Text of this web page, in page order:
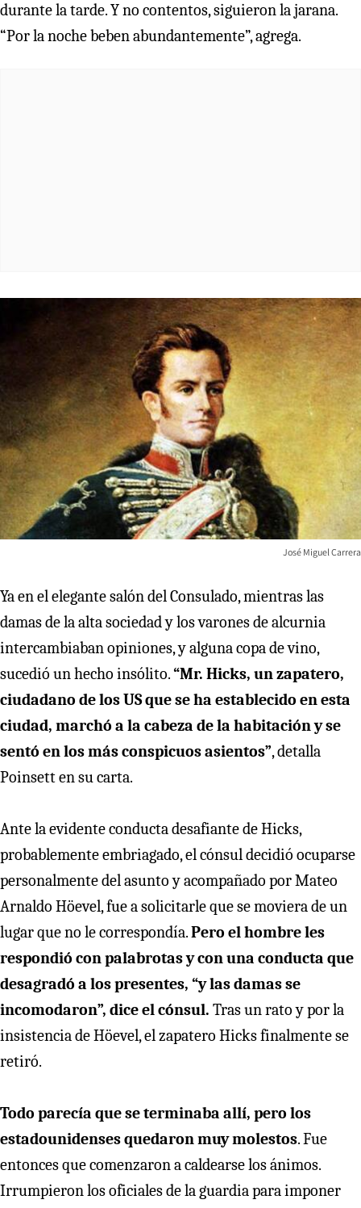
durante la tarde. Y no contentos, siguieron la jarana.
“Por la noche beben abundantemente”, agrega.
José Miguel Carrera
Ya en el elegante salón del Consulado, mientras las
damas de la alta sociedad y los varones de alcurnia
intercambiaban opiniones, y alguna copa de vino,
sucedió un hecho insólito.“Mr. Hicks, un zapatero,
ciudadano de los US que se ha establecido en esta
ciudad, marchó a la cabeza de la habitación y se
sentó en los más conspicuos asientos”, detalla
Poinsett en su carta.
Ante la evidente conducta desafiante de Hicks,
probablemente embriagado, el cónsul decidió ocuparse
personalmente del asunto y acompañado por Mateo
Arnaldo Höevel, fue a solicitarle que se moviera de un
lugar que no le correspondía.Pero el hombre les
respondió con palabrotas y con una conducta que
desagradó a los presentes, “y las damas se
incomodaron”, dice el cónsul. Tras un rato y por la
insistencia de Höevel, el zapatero Hicks finalmente se
retiró.
Todo parecía que se terminaba allí, pero los
estadounidenses quedaron muy molestos. Fue
entonces que comenzaron a caldearse los ánimos.
Irrumpieron los oficiales de la guardia para imponer